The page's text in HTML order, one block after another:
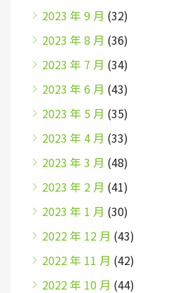
2023 年 9 月 (32)
2023 年 8 月 (36)
2023 年 7 月 (34)
2023 年 6 月 (43)
2023 年 5 月 (35)
2023 年 4 月 (33)
2023 年 3 月 (48)
2023 年 2 月 (41)
2023 年 1 月 (30)
2022 年 12 月 (43)
2022 年 11 月 (42)
2022 年 10 月 (44)